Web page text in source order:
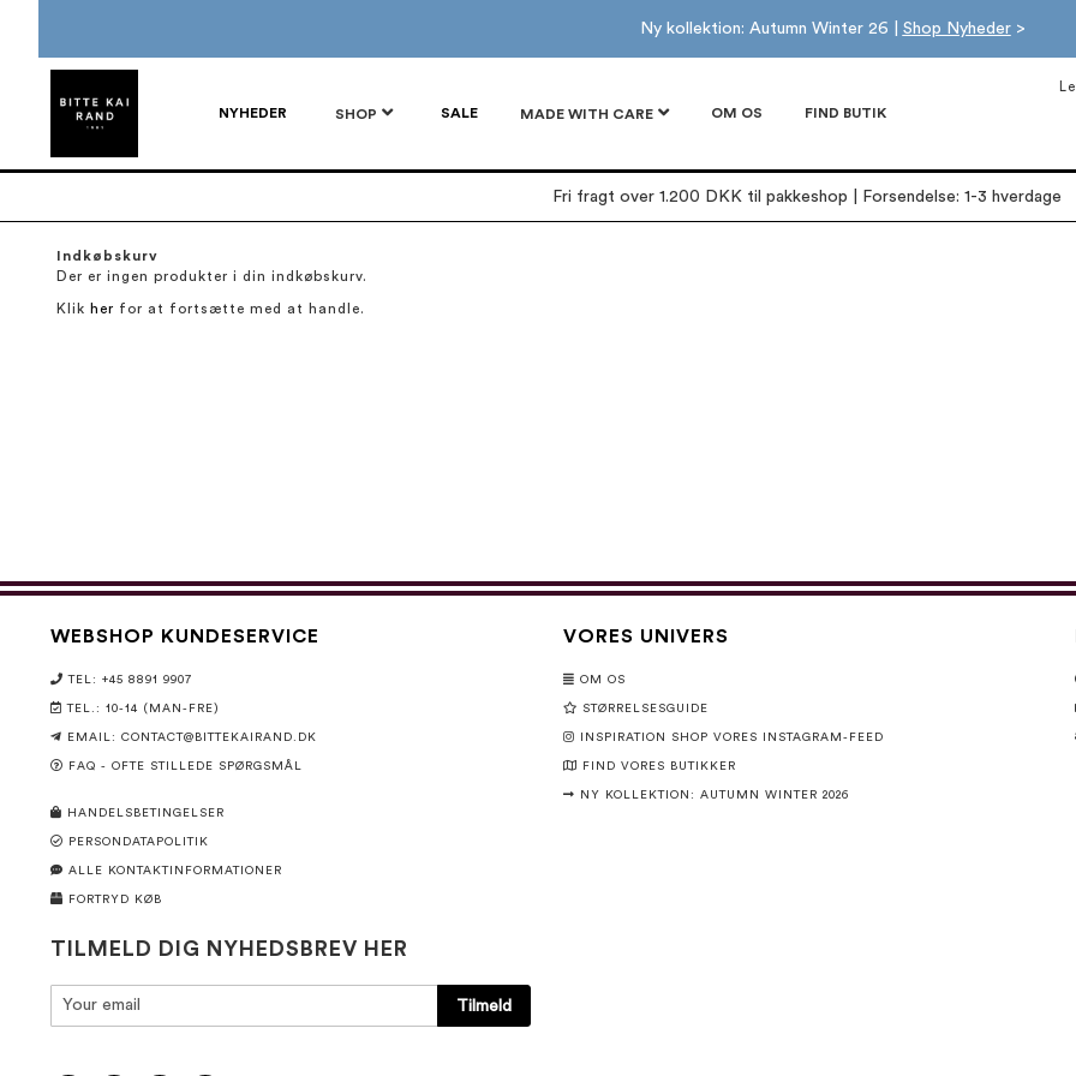
Ny kollektion: Autumn Winter 26 | Shop Nyheder>
NYHEDER SHOP SALE MADE WITH CARE OM OS FIND BUTIK
Fri fragt over 1.200 DKK til pakkeshop | Forsendelse: 1-3 hverdage
Indkøbskurv
Der er ingen produkter i din indkøbskurv.
Klik her for at fortsætte med at handle.
WEBSHOP KUNDESERVICE
TEL: +45 8891 9907
TEL.: 10-14 (MAN-FRE)
EMAIL: CONTACT@BITTEKAIRAND.DK
FAQ - OFTE STILLEDE SPØRGSMÅL
HANDELSBETINGELSER
PERSONDATAPOLITIK
ALLE KONTAKTINFORMATIONER
FORTRYD KØB
TILMELD DIG NYHEDSBREV HER
Tilmeld
VORES UNIVERS
OM OS
STØRRELSESGUIDE
INSPIRATION SHOP VORES INSTAGRAM-FEED
FIND VORES BUTIKKER
NY KOLLEKTION: AUTUMN WINTER 2026